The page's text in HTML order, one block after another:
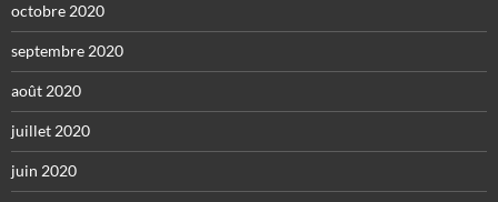
octobre 2020
septembre 2020
août 2020
juillet 2020
juin 2020